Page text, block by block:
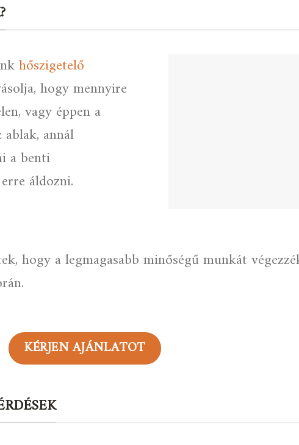
hőszigetelő
hogy mennyire
vagy éppen a
annál
a benti
áldozni.
hogy a legmagasabb minőségű munkát
KÉRJEN AJÁNLATOT